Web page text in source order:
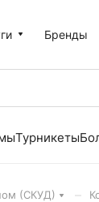
Бренды
Турникеты
(СКУД)